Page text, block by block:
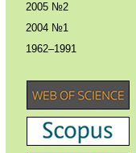
2005 №2
2004 №1
1962–1991